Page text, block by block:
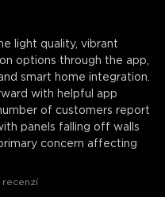
light quality, vibrant
options through the app,
smart home integration.
with helpful app
of customers report
panels falling off walls
concern affecting
recenzí